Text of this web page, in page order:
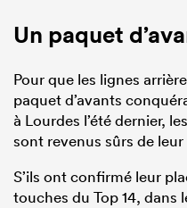
Un paquet
Pour que les lignes
paquet d’avants
à Lourdes l’été dernier,
sont revenus sûrs de
S’ils ont confirmé leur
touches du Top 14, dans